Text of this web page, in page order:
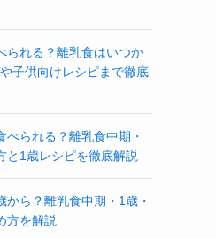
られる？離乳食はいつか
子供向けレシピまで徹底
られる？離乳食中期・
と1歳レシピを徹底解説
から？離乳食中期・1歳・
方を解説